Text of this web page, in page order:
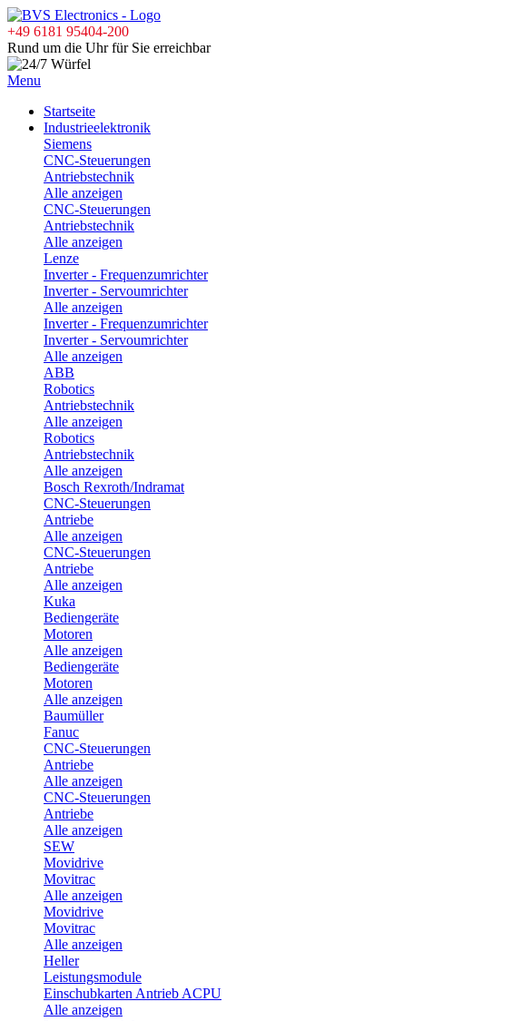
+49 6181 95404-200
Rund um die Uhr für Sie erreichbar
Menu
Startseite
Industrieelektronik
Siemens
CNC-Steuerungen
Antriebstechnik
Alle anzeigen
CNC-Steuerungen
Antriebstechnik
Alle anzeigen
Lenze
Inverter - Frequenzumrichter
Inverter - Servoumrichter
Alle anzeigen
Inverter - Frequenzumrichter
Inverter - Servoumrichter
Alle anzeigen
ABB
Robotics
Antriebstechnik
Alle anzeigen
Robotics
Antriebstechnik
Alle anzeigen
Bosch Rexroth/Indramat
CNC-Steuerungen
Antriebe
Alle anzeigen
CNC-Steuerungen
Antriebe
Alle anzeigen
Kuka
Bediengeräte
Motoren
Alle anzeigen
Bediengeräte
Motoren
Alle anzeigen
Baumüller
Fanuc
CNC-Steuerungen
Antriebe
Alle anzeigen
CNC-Steuerungen
Antriebe
Alle anzeigen
SEW
Movidrive
Movitrac
Alle anzeigen
Movidrive
Movitrac
Alle anzeigen
Heller
Leistungsmodule
Einschubkarten Antrieb ACPU
Alle anzeigen